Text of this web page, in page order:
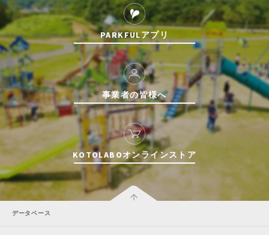
PARKFULアプリ
事業者の皆様へ
KOTOLABOオンラインストア
データベース